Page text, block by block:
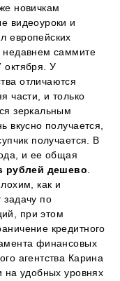
новичкам
видеоуроки и
европейских
недавнем саммите
У
отличаются
части, и только
зеркальным
вкусно получается,
получается. В
и ее общая
рублей дешево.
как и
задачу по
при этом
кредитного
финансовых
агентства Карина
на удобных уровнях